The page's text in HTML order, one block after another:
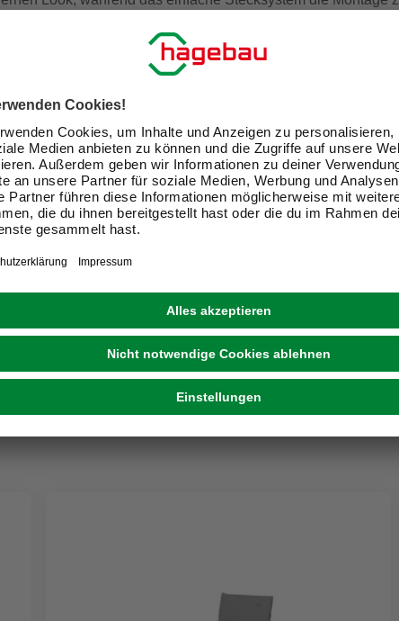
Paneel robust und langlebig. Entscheide dich für